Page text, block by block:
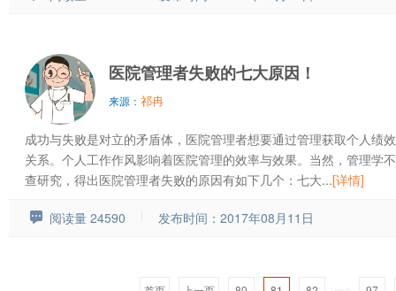
医院管理者失败的七大原因！
来源： 祁冉
成功与失败是对立的矛盾体，医院管理者想要通过管理获取个人绩
关系。个人工作作风影响着医院管理的效率与效果。当然，管理学
查研究，得出医院管理者失败的原因有如下几个：七大...[详情]
阅读量 24590 发布时间：2017年08月11日
......